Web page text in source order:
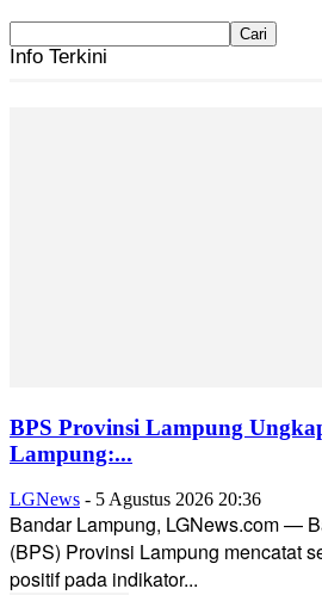
Info Terkini
BPS Provinsi Lampung
Lampung:...
LGNews - 5 Agustus 2026 20:36
Bandar Lampung, LGNews.com —
(BPS) Provinsi Lampung mencatat
positif pada indikator...